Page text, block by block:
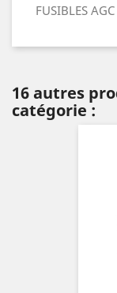
FUSIBLES
16 autres
catégorie :